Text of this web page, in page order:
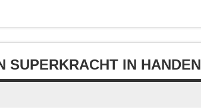
SUPERKRACHT IN HANDEN